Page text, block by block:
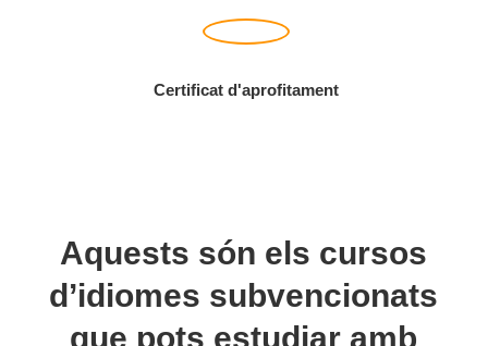
Certificat d'aprofitament
Aquests són els cursos
d’idiomes subvencionats
que pots estudiar amb